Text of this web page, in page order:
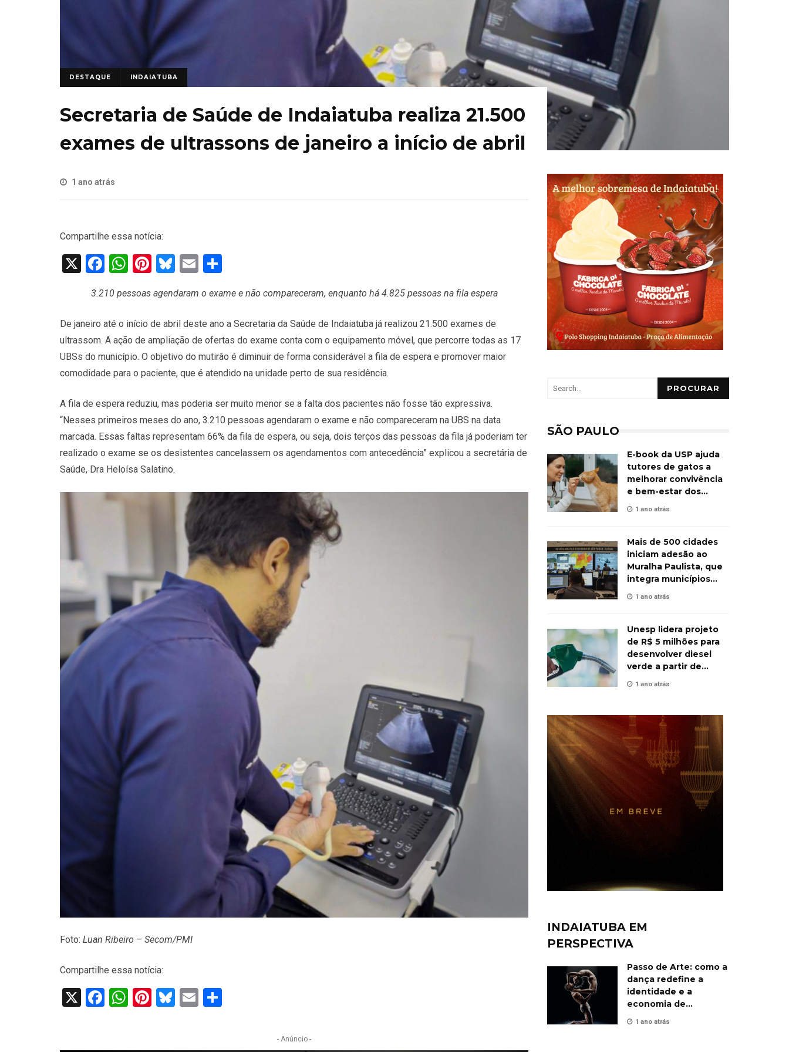
DESTAQUE INDAIATUBA
Secretaria de Saúde de Indaiatuba realiza 21.500
exames de ultrassons de janeiro a início de abril
1 ano atrás
Compartilhe essa notícia:
X Facebook
WhatsApp
Pinterest
Bluesky
Email
3.210 pessoas agendaram o exame e não compareceram, enquanto há 4.825 pessoas na fila espera
De janeiro até o início de abril deste ano a Secretaria da Saúde de Indaiatuba já realizou 21.500 exames de
ultrassom. A ação de ampliação de ofertas do exame conta com o equipamento móvel, que percorre todas as 17
UBSs do município. O objetivo do mutirão é diminuir de forma considerável a fila de espera e promover maior
comodidade para o paciente, que é atendido na unidade perto de sua residência.
A fila de espera reduziu, mas poderia ser muito menor se a falta dos pacientes não fosse tão expressiva.
“Nesses primeiros meses do ano, 3.210 pessoas agendaram o exame e não compareceram na UBS na data
marcada. Essas faltas representam 66% da fila de espera, ou seja, dois terços das pessoas da fila já poderiam ter
realizado o exame se os desistentes cancelassem os agendamentos com antecedência” explicou a secretária de
Saúde, Dra Heloísa Salatino.
Foto: Luan Ribeiro – Secom/PMI
Compartilhe essa notícia:
X Facebook
WhatsApp
Pinterest
Bluesky
Email
- Anúncio -
PROCURAR
SÃO PAULO
E-book da USP ajuda
tutores de gatos a
melhorar convivência
e bem-estar dos
animais
1 ano atrás
Mais de 500 cidades
iniciam adesão ao
Muralha Paulista, que
integra municípios
contra o crime
1 ano atrás
Unesp lidera projeto
de R$ 5 milhões para
desenvolver diesel
verde a partir de
biomassa
1 ano atrás
INDAIATUBA EM
PERSPECTIVA
Passo de Arte: como a
dança redefine a
identidade e a
economia de
Indaiatuba
1 ano atrás